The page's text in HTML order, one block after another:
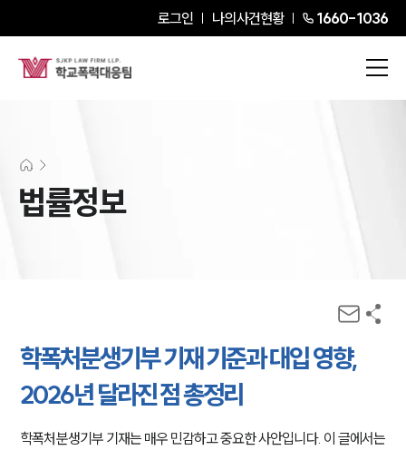
로그인 나의사건현황 1660-1036
법률정보
학폭처분생기부 기재 기준과 대입 영향,
2026년 달라진 점 총정리
학폭처분생기부 기재는 매우 민감하고 중요한 사안입니다. 이 글에서는